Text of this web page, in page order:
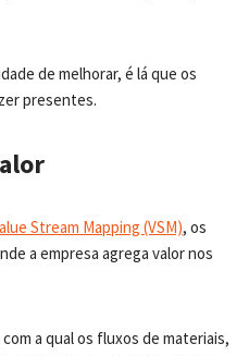
de melhorar, é lá que os
presentes.
Stream Mapping (VSM), os
a empresa agrega valor nos
a qual os fluxos de materiais,